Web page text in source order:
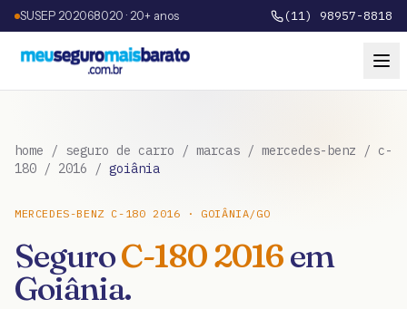
SUSEP 202068020 · 20+ anos (11) 98957-8818
home / seguro de carro / marcas / mercedes-benz / c-
180 / 2016 / goiânia
MERCEDES-BENZ C-180 2016 · GOIÂNIA/ GO
SeguroC-1802016em
Goiânia.